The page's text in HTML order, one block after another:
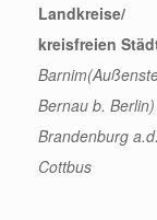
Landkreise/
kreisfreien
Barnim
Bernau b.
Brandenburg
Cottbus